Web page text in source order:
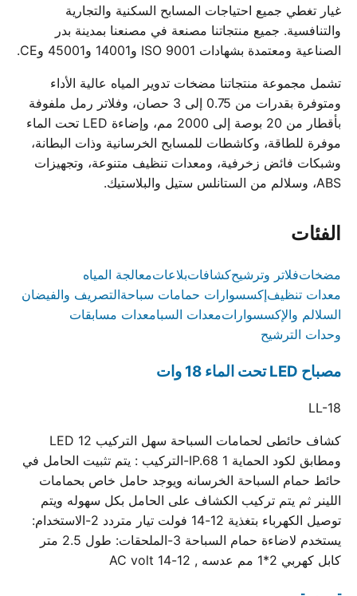
غيار تغطي جميع احتياجات المسابح السكنية والتجارية
والتنافسية. جميع منتجاتنا مصنعة في مصنعنا بمدينة بدر
الصناعية ومعتمدة بشهادات ISO 9001 و14001 و45001 وCE.
تشمل مجموعة منتجاتنا مضخات تدوير المياه عالية الأداء
ومتوفرة بقدرات من 0.75 إلى 3 حصان، وفلاتر رمل ملفوفة
بأقطار من 20 بوصة إلى 2000 مم، وإضاءة LED تحت الماء
موفرة للطاقة، وكاشطات للمسابح الخرسانية وذات البطانة،
وشبكات فائض زخرفية، ومعدات تنظيف متنوعة، وتجهيزات
ABS، وسلالم من الستانلس ستيل والبلاستيك.
الفئات
مضخاتفلاتر وترشيحكشافاتبلاعاتمعالجة المياه
معدات تنظيفإكسسوارات حمامات سباحةالتصريف والفيضان
السلالم والإكسسواراتمعدات السبامعدات مسابقات
وحدات الترشيح
مصباح LED تحت الماء 18 وات
LL-18
كشاف حائطى لحمامات السباحة سهل التركيب 12 LED
ومطابق لكود الحماية IP.68 1-التركيب : يتم تثبيت الحامل في
حائط حمام السباحة الخرسانه ويوجد حامل خاص بحمامات
اللينر ثم يتم تركيب الكشاف على الحامل بكل سهوله ويتم
توصيل الكهرباء بتغذية 12-14 فولت تيار متردد 2-الاستخدام:
يستخدم لاضاءة حمام السباحة 3-الملحقات: طول 2.5 متر
كابل كهربي 2*1 مم عدسه , 12-14 AC volt